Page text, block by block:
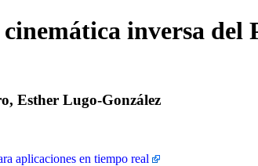
inversa del
Esther Lugo-González
aplicaciones en tiempo real